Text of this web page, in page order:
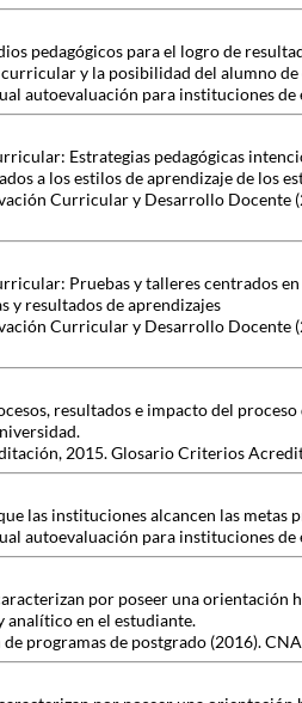
pedagógicos para el logro de
y la posibilidad del alumno
autoevaluación para instituciones
Estrategias pedagógicas
a los estilos de aprendizaje de los
Curricular y Desarrollo
Pruebas y talleres centrados
resultados de aprendizajes
Curricular y Desarrollo
resultados e impacto del
2015. Glosario Criterios
las instituciones alcancen las metas
autoevaluación para instituciones
por poseer una
analítico en el estudiante.
programas de postgrado (2016).